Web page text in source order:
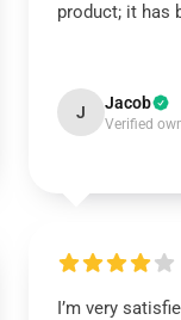
product; it has
J Jacob
Verified
I’m very